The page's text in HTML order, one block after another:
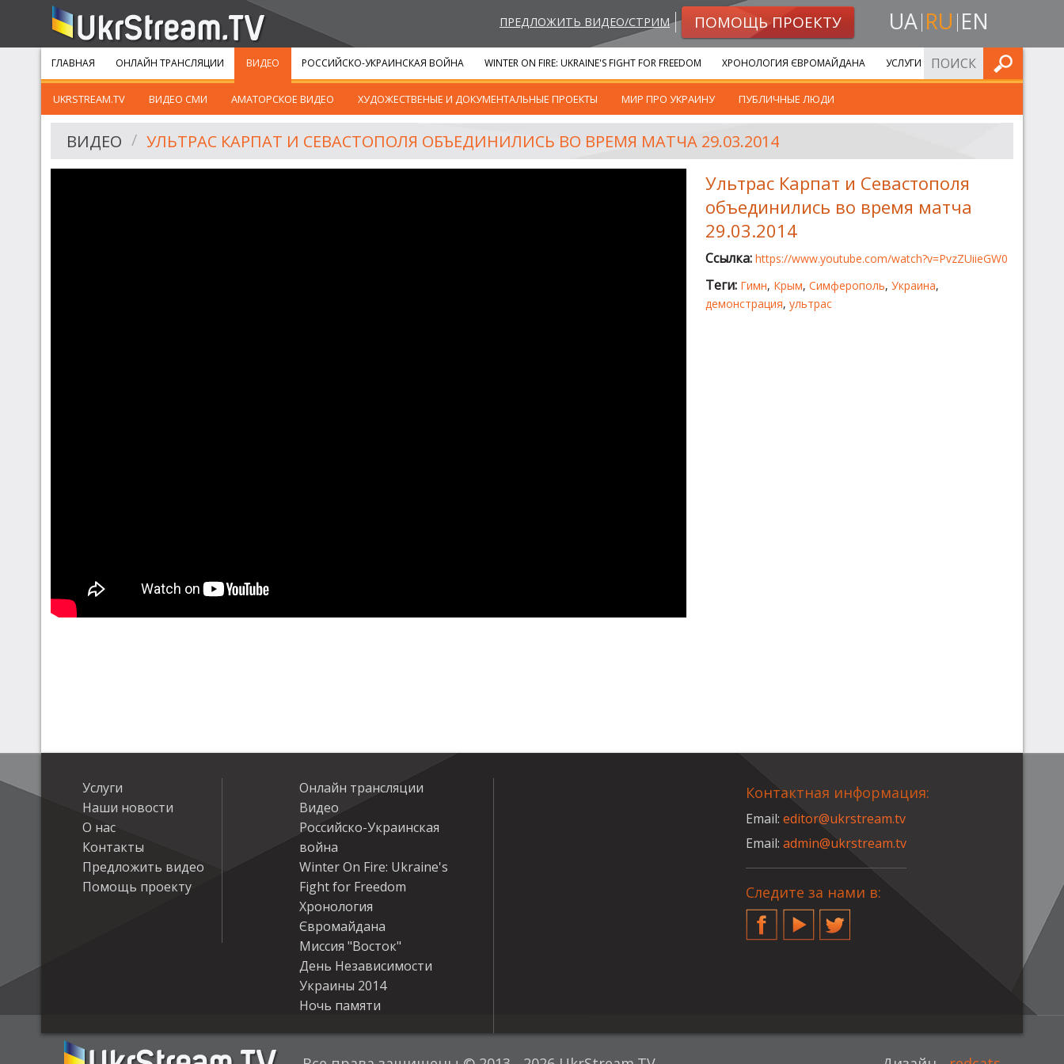
ПРЕДЛОЖИТЬ ВИДЕО/СТРИМ ПОМОЩЬ ПРОЕКТУ UA RU EN
ГЛАВНАЯ ОНЛАЙН ТРАНСЛЯЦИИ ВИДЕО
UKRSTREAM.TV ВИДЕО СМИ АМАТОРСКОЕ ВИДЕО ХУДОЖЕСТВЕНЫЕ И ДОКУМЕНТАЛЬНЫЕ ПРОЕКТЫ МИР ПРО УКРАИНУ ПУБЛИЧНЫЕ ЛЮДИ
РОССИЙСКО-УКРАИНСКАЯ ВОЙНА WINTER ON FIRE: UKRAINE'S FIGHT FOR FREEDOM ХРОНОЛОГИЯ ЄВРОМАЙДАНА УСЛУГИ ИСКАТЬ
ВИДЕО УЛЬТРАС КАРПАТ И СЕВАСТОПОЛЯ ОБЪЕДИНИЛИСЬ ВО ВРЕМЯ МАТЧА 29.03.2014
Ультрас Карпат и Севастополя
объединились во время матча
29.03.2014
Ссылка: https://www.youtube.com/watch?v=PvzZUiieGW0
Теги: Гимн, Крым, Симферополь, Украина,
демонстрация, ультрас
Услуги
Наши новости
О нас
Контакты
Предложить видео
Помощь проекту
Онлайн трансляции
Видео
Российско-Украинская
война
Winter On Fire: Ukraine's
Fight for Freedom
Хронология
Євромайдана
Миссия "Восток"
День Независимости
Украины 2014
Ночь памяти
Контактная информация:
Email:editor@ukrstream.tv
Email:admin@ukrstream.tv
Следите за нами в:
FacebookYouTubeTwitter